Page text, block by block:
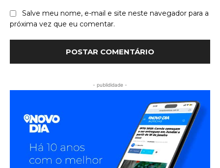
Salve meu nome, e-mail e site neste navegador para a
próxima vez que eu comentar.
- publididade -